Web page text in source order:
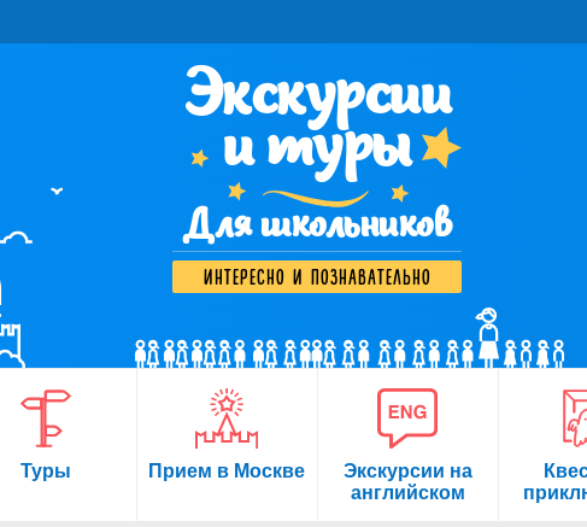
Экскурсии
и туры
Для школьников
интересно и познавательно
Туры Прием в Москве
Экскурсии на
английском